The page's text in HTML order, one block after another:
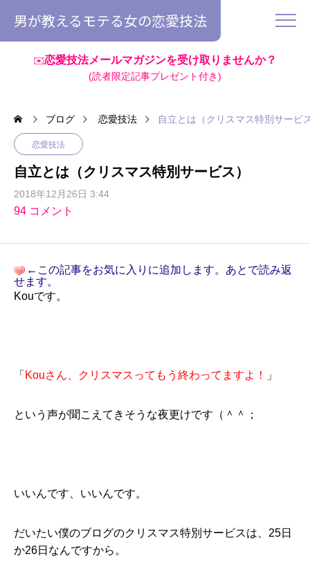
男が教えるモテる女の恋愛技法
✉️恋愛技法メールマガジンを受け取りませんか？
(読者限定記事プレゼント付き)
ブログ 恋愛技法 自立とは（クリスマス特別サービ
恋愛技法
自立とは（クリスマス特別サービス）
2018年12月26日 3:44
94 コメント
←この記事をお気に入りに追加します。あとで読み返
せます。
Kouです。
「 Kouさん、クリスマスってもう終わってますよ！ 」
という声が聞こえてきそうな夜更けです（＾＾；
いいんです、いいんです。
だいたい僕のブログのクリスマス特別サービスは、25日
か26日なんですから。